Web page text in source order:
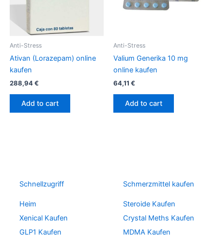
Anti-Stress
Ativan (Lorazepam) online
kaufen
288,94€
Add to cart
Anti-Stress
Valium Generika 10 mg
online kaufen
64,11 €
Add to cart
Schnellzugriff
Heim
Xenical Kaufen
GLP1 Kaufen
Schmerzmittel kaufen
Steroide Kaufen
Crystal Meths Kaufen
MDMA Kaufen